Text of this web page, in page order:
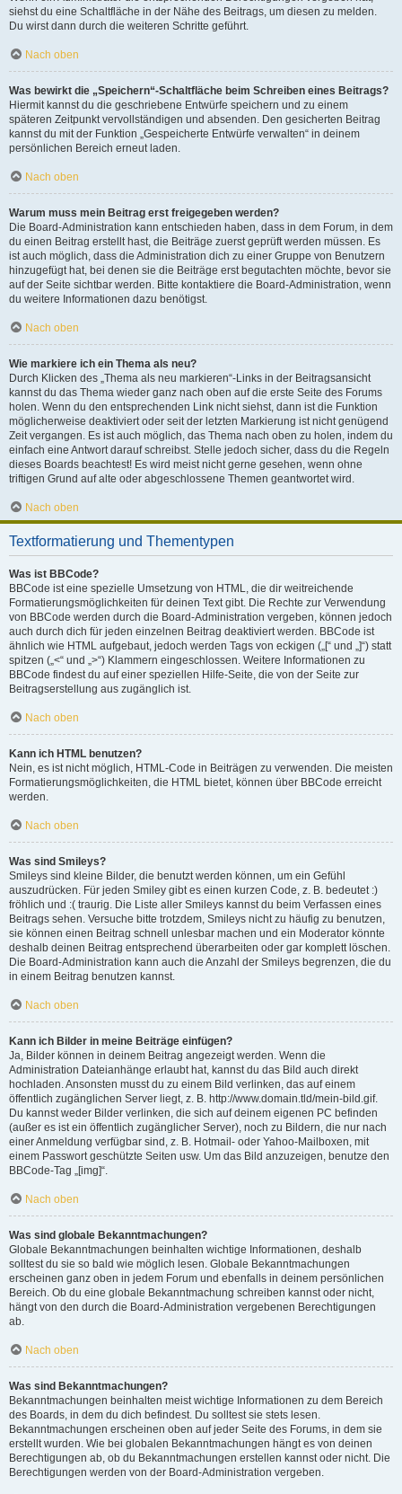
siehst du eine Schaltfläche in der Nähe des Beitrags, um diesen zu melden.
Du wirst dann durch die weiteren Schritte geführt.
Nach oben
Was bewirkt die „Speichern“-Schaltfläche beim Schreiben eines Beitrags?
Hiermit kannst du die geschriebene Entwürfe speichern und zu einem
späteren Zeitpunkt vervollständigen und absenden. Den gesicherten Beitrag
kannst du mit der Funktion „Gespeicherte Entwürfe verwalten“ in deinem
persönlichen Bereich erneut laden.
Nach oben
Warum muss mein Beitrag erst freigegeben werden?
Die Board-Administration kann entschieden haben, dass in dem Forum, in dem
du einen Beitrag erstellt hast, die Beiträge zuerst geprüft werden müssen. Es
ist auch möglich, dass die Administration dich zu einer Gruppe von Benutzern
hinzugefügt hat, bei denen sie die Beiträge erst begutachten möchte, bevor sie
auf der Seite sichtbar werden. Bitte kontaktiere die Board-Administration, wenn
du weitere Informationen dazu benötigst.
Nach oben
Wie markiere ich ein Thema als neu?
Durch Klicken des „Thema als neu markieren“-Links in der Beitragsansicht
kannst du das Thema wieder ganz nach oben auf die erste Seite des Forums
holen. Wenn du den entsprechenden Link nicht siehst, dann ist die Funktion
möglicherweise deaktiviert oder seit der letzten Markierung ist nicht genügend
Zeit vergangen. Es ist auch möglich, das Thema nach oben zu holen, indem du
einfach eine Antwort darauf schreibst. Stelle jedoch sicher, dass du die Regeln
dieses Boards beachtest! Es wird meist nicht gerne gesehen, wenn ohne
triftigen Grund auf alte oder abgeschlossene Themen geantwortet wird.
Nach oben
Textformatierung und Thementypen
Was ist BBCode?
BBCode ist eine spezielle Umsetzung von HTML, die dir weitreichende
Formatierungsmöglichkeiten für deinen Text gibt. Die Rechte zur Verwendung
von BBCode werden durch die Board-Administration vergeben, können jedoch
auch durch dich für jeden einzelnen Beitrag deaktiviert werden. BBCode ist
ähnlich wie HTML aufgebaut, jedoch werden Tags von eckigen („[“ und „]“) statt
spitzen („<“ und „>“) Klammern eingeschlossen. Weitere Informationen zu
BBCode findest du auf einer speziellen Hilfe-Seite, die von der Seite zur
Beitragserstellung aus zugänglich ist.
Nach oben
Kann ich HTML benutzen?
Nein, es ist nicht möglich, HTML-Code in Beiträgen zu verwenden. Die meisten
Formatierungsmöglichkeiten, die HTML bietet, können über BBCode erreicht
werden.
Nach oben
Was sind Smileys?
Smileys sind kleine Bilder, die benutzt werden können, um ein Gefühl
auszudrücken. Für jeden Smiley gibt es einen kurzen Code, z. B. bedeutet :)
fröhlich und :( traurig. Die Liste aller Smileys kannst du beim Verfassen eines
Beitrags sehen. Versuche bitte trotzdem, Smileys nicht zu häufig zu benutzen,
sie können einen Beitrag schnell unlesbar machen und ein Moderator könnte
deshalb deinen Beitrag entsprechend überarbeiten oder gar komplett löschen.
Die Board-Administration kann auch die Anzahl der Smileys begrenzen, die du
in einem Beitrag benutzen kannst.
Nach oben
Kann ich Bilder in meine Beiträge einfügen?
Ja, Bilder können in deinem Beitrag angezeigt werden. Wenn die
Administration Dateianhänge erlaubt hat, kannst du das Bild auch direkt
hochladen. Ansonsten musst du zu einem Bild verlinken, das auf einem
öffentlich zugänglichen Server liegt, z. B. http://www.domain.tld/mein-bild.gif.
Du kannst weder Bilder verlinken, die sich auf deinem eigenen PC befinden
(außer es ist ein öffentlich zugänglicher Server), noch zu Bildern, die nur nach
einer Anmeldung verfügbar sind, z. B. Hotmail- oder Yahoo-Mailboxen, mit
einem Passwort geschützte Seiten usw. Um das Bild anzuzeigen, benutze den
BBCode-Tag „[img]“.
Nach oben
Was sind globale Bekanntmachungen?
Globale Bekanntmachungen beinhalten wichtige Informationen, deshalb
solltest du sie so bald wie möglich lesen. Globale Bekanntmachungen
erscheinen ganz oben in jedem Forum und ebenfalls in deinem persönlichen
Bereich. Ob du eine globale Bekanntmachung schreiben kannst oder nicht,
hängt von den durch die Board-Administration vergebenen Berechtigungen
ab.
Nach oben
Was sind Bekanntmachungen?
Bekanntmachungen beinhalten meist wichtige Informationen zu dem Bereich
des Boards, in dem du dich befindest. Du solltest sie stets lesen.
Bekanntmachungen erscheinen oben auf jeder Seite des Forums, in dem sie
erstellt wurden. Wie bei globalen Bekanntmachungen hängt es von deinen
Berechtigungen ab, ob du Bekanntmachungen erstellen kannst oder nicht. Die
Berechtigungen werden von der Board-Administration vergeben.